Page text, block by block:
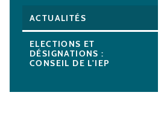
ACTUALITÉS
ELECTIONS ET
DÉSIGNATIONS :
CONSEIL DE L'IEP